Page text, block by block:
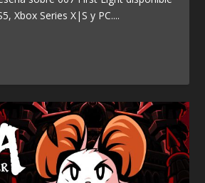
Xbox Series X|S y PC....